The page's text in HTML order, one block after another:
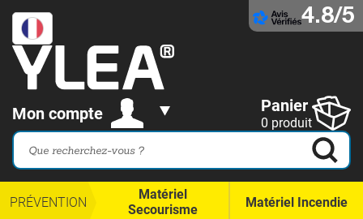
4.8/5
Mon compte Panier
0 produit
PRÉVENTION
Matériel
Secourisme
Matériel Incendie